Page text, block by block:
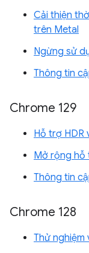
Cải thiện
trên Metal
Ngừng sử
Thông tin
Chrome 129
Hỗ trợ HDR
Mở rộng hỗ
Thông tin
Chrome 128
Thử nghiệm